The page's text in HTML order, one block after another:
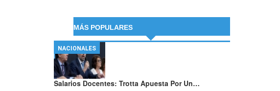
MÁS POPULARES
Salarios Docentes: Trotta Apuesta Por Un…
NACIONALES